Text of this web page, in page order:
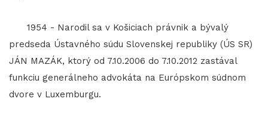
1954 - Narodil sa v Košiciach právnik a bývalý
predseda Ústavného súdu Slovenskej republiky (ÚS SR)
JÁN MAZÁK, ktorý od 7.10.2006 do 7.10.2012 zastával
funkciu generálneho advokáta na Európskom súdnom
dvore v Luxemburgu.